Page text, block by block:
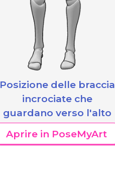
Posizione delle braccia
incrociate che
guardano verso l'alto
Aprire in PoseMyArt